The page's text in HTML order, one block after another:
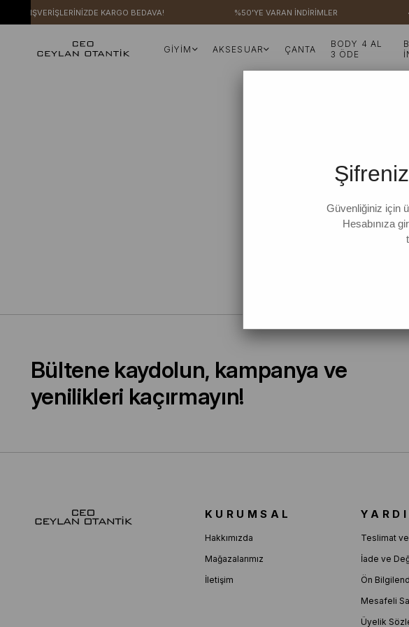
ALIŞVERİŞLERİNİZDE KARGO BEDAVA! %50'YE VARAN İNDİRİMLER
GİYİM AKSESUAR ÇANTA
BODY 4 AL
3 ÖDE
Bültene kaydolun, kampanya ve
yenilikleri kaçırmayın!
KURUMSAL
Hakkımızda
Mağazalarımız
İletişim
Teslimat ve
İade ve
Ön
Mesafeli
Üyelik
Güvenliğiniz için
Hesabınıza